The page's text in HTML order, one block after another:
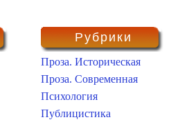
Рубрики
Проза. Историческая
Проза. Современная
Психология
Публицистика